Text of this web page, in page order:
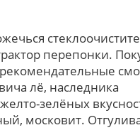
перепонки.
лё, наследника
зелёных
московит.